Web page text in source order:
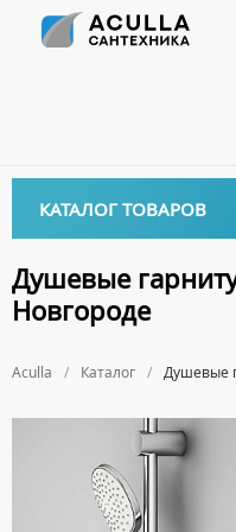
Душевые
Новгороде
Aculla Каталог Душевые
КАТАЛОГ ТОВАРОВ
ДОЗАТОРЫ ДЛЯ МЫЛА
МЫЛЬНИЦЫ
ПОЛОТЕНЦЕДЕРЖАТЕЛИ
Биде
ПОДВЕСНЫЕ БИДЕ
КРЫШКИ ДЛЯ БИДЕ
СИФОНЫ ДЛЯ БИДЕ
МРАМОРНЫЕ ВАННЫ
ОТДЕЛЬНОСТОЯЩИЕ
СТАЛЬНЫЕ ВАННЫ
БОКОВЫЕ ПАНЕЛИ
НОЖКИ
ПОДГОЛОВНИКИ
Водонагреватели
ВОДОНАГРЕВАТЕЛИ
ВОДОНАГРЕВАТЕЛИ
Все для душа
ДУШЕВЫЕ ДВЕРИ
Встройка